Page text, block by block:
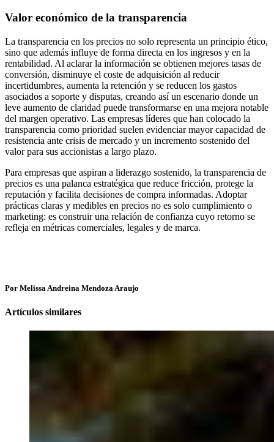
Valor económico de la transparencia
La transparencia en los precios no solo representa un principio ético,
sino que además influye de forma directa en los ingresos y en la
rentabilidad. Al aclarar la información se obtienen mejores tasas de
conversión, disminuye el coste de adquisición al reducir
incertidumbres, aumenta la retención y se reducen los gastos
asociados a soporte y disputas, creando así un escenario donde un
leve aumento de claridad puede transformarse en una mejora notable
del margen operativo. Las empresas líderes que han colocado la
transparencia como prioridad suelen evidenciar mayor capacidad de
resistencia ante crisis de mercado y un incremento sostenido del
valor para sus accionistas a largo plazo.
Para empresas que aspiran a liderazgo sostenido, la transparencia de
precios es una palanca estratégica que reduce fricción, protege la
reputación y facilita decisiones de compra informadas. Adoptar
prácticas claras y medibles en precios no es solo cumplimiento o
marketing: es construir una relación de confianza cuyo retorno se
refleja en métricas comerciales, legales y de marca.
Por Melissa Andreina Mendoza Araujo
Artículos similares